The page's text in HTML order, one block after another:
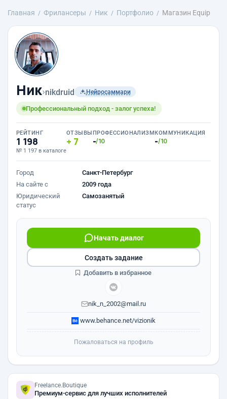
Главная Фрилансеры Ник Портфолио Магазин Equip
Ник›nikdruid Нейросаммари
Профессиональный подход - залог успеха!
РЕЙТИНГ
1 198
№ 1 197 в каталоге
ОТЗЫВЫ
7
ПРОФЕССИОНАЛИЗМ
-/10
КОММУНИКАЦИЯ
-/10
Город
Санкт-Петербург
На сайте с
2009 года
Юридический
статус
Самозанятый
Начать диалог
nik_n_2002@mail.ru
www.behance.net/vizionik
Создать задание
Добавить в избранное
Пожаловаться на профиль
Freelance.Boutique
Премиум-сервис для лучших исполнителей